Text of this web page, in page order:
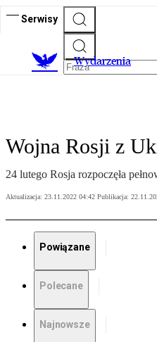
Serwisy
Wydarzenia
Wojna Rosji z
24 lutego Rosja rozpoczęła
Aktualizacja: 23.11.2022 04:42 Publikacja:
Powiązane
Polecane
Najnowsze